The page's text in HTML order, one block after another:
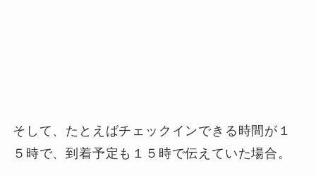
そして、たとえばチェックインできる時間が１
５時で、到着予定も１５時で伝えていた場合。